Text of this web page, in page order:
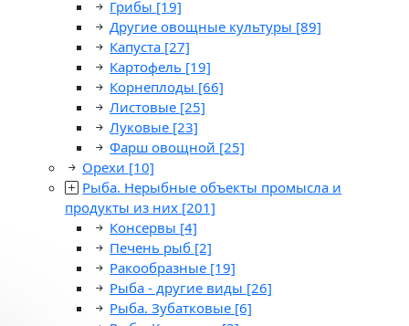
Грибы [19]
Другие овощные культуры [89]
Капуста [27]
Картофель [19]
Корнеплоды [66]
Листовые [25]
Луковые [23]
Фарш овощной [25]
Орехи [10]
Рыба. Нерыбные объекты промысла и
продукты из них [201]
Консервы [4]
Печень рыб [2]
Ракообразные [19]
Рыба - другие виды [26]
Рыба. Зубатковые [6]